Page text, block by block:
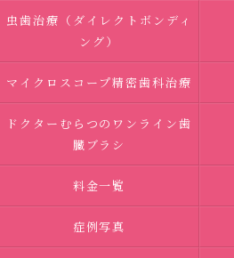
虫歯治療（ダイレクトボンディ
ング）
マイクロスコープ精密歯科治療
ドクターむらつのワンライン歯
臓ブラシ
料金一覧
症例写真